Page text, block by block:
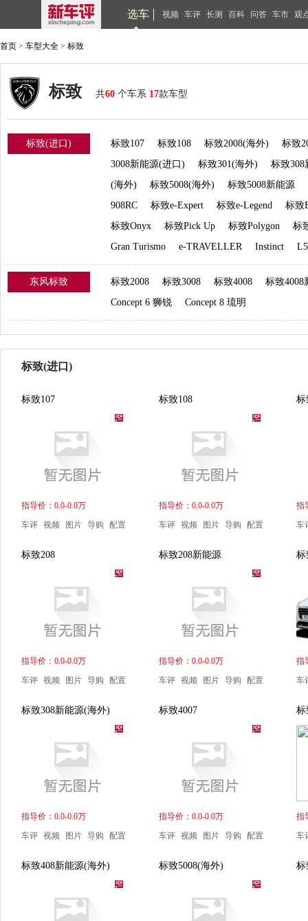
选车 视频 车评 长测 百科 问答 车市 观
首页 > 车型大全 > 标致
标致 共60 个车系 17款车型
标致(进口) 标致107 标致108 标致2008(海外)
标致
3008新能源(进口)
标致301(海外)
标致308
(海外)
标致5008(海外)
标致5008新能源
908RC
标致e-Expert 标致e-Legend
标致
标致Onyx
标致Pick Up 标致Polygon
标
Gran Turismo
e-TRAVELLER Instinct
东风标致 标致2008 标致3008 标致4008
标致4008
Concept 6 狮锐
Concept 8 琉明
标致(进口)
标致107
指导价：0.0-0.0万
车评 视频 图片 导购 配置
标致108
指导价：0.0-0.0万
车评 视频 图片 导购 配置
标
指
车
标致208
指导价：0.0-0.0万
车评 视频 图片 导购 配置
标致208新能源
指导价：0.0-0.0万
车评 视频 图片 导购 配置
标
指
车
标致308新能源(海外)
指导价：0.0-0.0万
车评 视频 图片 导购 配置
标致4007
指导价：0.0-0.0万
车评 视频 图片 导购 配置
标
指
车
标致408新能源(海外) 标致5008(海外) 标